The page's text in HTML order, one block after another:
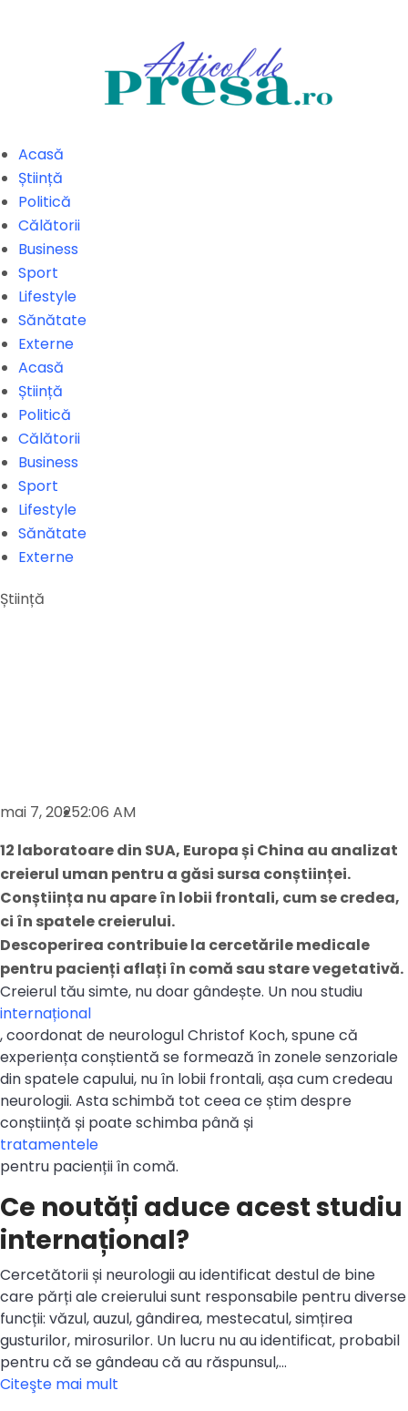
Acasă
Știință
Politică
Călătorii
Business
Sport
Lifestyle
Sănătate
Externe
Acasă
Știință
Politică
Călătorii
Business
Sport
Lifestyle
Sănătate
Externe
Știință
mai 7, 20252:06 AM
12 laboratoare din SUA, Europa și China au analizat
creierul uman pentru a găsi sursa conștiinței.
Conștiința nu apare în lobii frontali, cum se credea,
ci în spatele creierului.
Descoperirea contribuie la cercetările medicale
pentru pacienți aflați în comă sau stare vegetativă.
Creierul tău simte, nu doar gândește. Un nou studiu
internațional
, coordonat de neurologul Christof Koch, spune că
experiența conștientă se formează în zonele senzoriale
din spatele capului, nu în lobii frontali, așa cum credeau
neurologii. Asta schimbă tot ceea ce știm despre
conștiință și poate schimba până și
tratamentele
pentru pacienții în comă.
Ce noutăți aduce acest studiu
internațional?
Cercetătorii și neurologii au identificat destul de bine
care părți ale creierului sunt responsabile pentru diverse
funcții: văzul, auzul, gândirea, mestecatul, simțirea
gusturilor, mirosurilor. Un lucru nu au identificat, probabil
pentru că se gândeau că au răspunsul,…
Citeşte mai mult